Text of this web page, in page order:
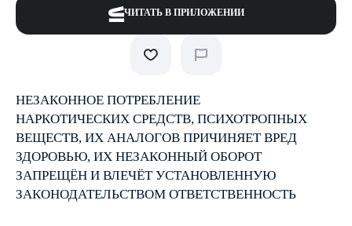
ЧИТАТЬ В ПРИЛОЖЕНИИ
НЕЗАКОННОЕ ПОТРЕБЛЕНИЕ
НАРКОТИЧЕСКИХ СРЕДСТВ, ПСИХОТРОПНЫХ
ВЕЩЕСТВ, ИХ АНАЛОГОВ ПРИЧИНЯЕТ ВРЕД
ЗДОРОВЬЮ, ИХ НЕЗАКОННЫЙ ОБОРОТ
ЗАПРЕЩЁН И ВЛЕЧЁТ УСТАНОВЛЕННУЮ
ЗАКОНОДАТЕЛЬСТВОМ ОТВЕТСТВЕННОСТЬ